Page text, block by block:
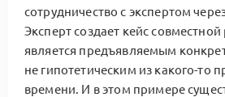
сотрудничество с экспертом
Эксперт создает кейс
является предъявляемым
не гипотетическим из какого-то
времени. И в этом примере